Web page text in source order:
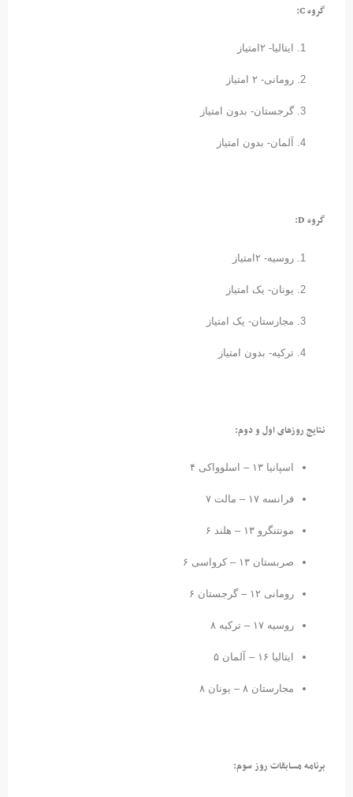
گروه C:
ایتالیا- ۲امتیاز
رومانی- ۲ امتیاز
گرجستان- بدون امتیاز
آلمان- بدون امتیاز
گروه D:
روسیه- ۲امتیاز
یونان- یک امتیاز
مجارستان- یک امتیاز
ترکیه- بدون امتیاز
نتایج روزهای اول و دوم:
اسپانیا ۱۳ – اسلوواکی ۴
فرانسه ۱۷ – مالت ۷
مونتنگرو ۱۳ – هلند ۶
صربستان ۱۳ – کرواسی ۶
رومانی ۱۲ – گرجستان ۶
روسیه ۱۷ – ترکیه ۸
ایتالیا ۱۶ – آلمان ۵
مجارستان ۸ – یونان ۸
برنامه مسابقات روز سوم: